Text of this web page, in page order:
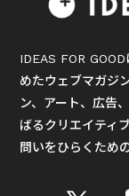
IDEAS FOR
めたウェブマガジ
ン、アート、広告
ばるクリエイティ
問いをひらくため